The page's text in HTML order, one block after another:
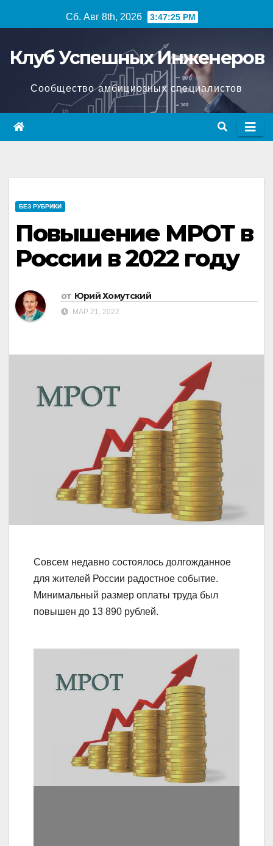
к
Сб. Авг 8th, 2026 3:47:26 PM
Клуб Успешных Инженеров
Сообщество амбициозных специалистов
БЕЗ РУБРИКИ
Повышение МРОТ в
России в 2022 году
от Юрий Хомутский
МАР 21, 2022
Совсем недавно состоялось долгожданное
для жителей России радостное событие.
Минимальный размер оплаты труда был
повышен до 13 890 рублей.